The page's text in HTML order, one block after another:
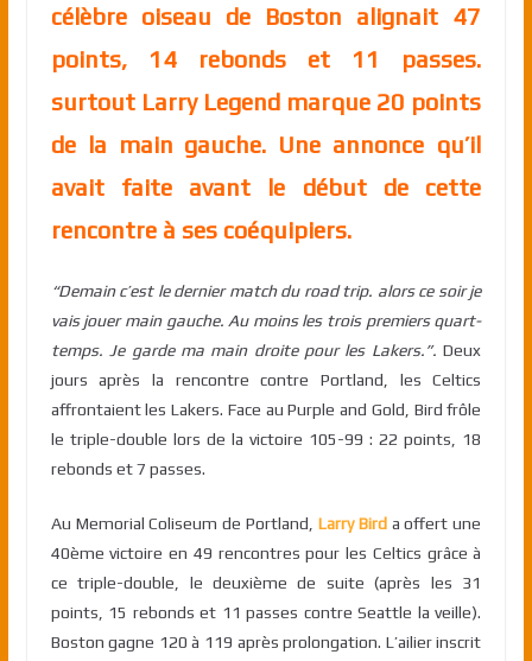
célèbre oiseau de Boston alignait 47
points, 14 rebonds et 11 passes.
surtout Larry Legend marque 20 points
de la main gauche. Une annonce qu’il
avait faite avant le début de cette
rencontre à ses coéquipiers.
“Demain c’est le dernier match du road trip. alors ce soir je
vais jouer main gauche. Au moins les trois premiers quart-
temps. Je garde ma main droite pour les Lakers.”.Deux
jours après la rencontre contre Portland, les Celtics
affrontaient les Lakers. Face au Purple and Gold, Bird frôle
le triple-double lors de la victoire 105-99 : 22 points, 18
rebonds et 7 passes.
Au Memorial Coliseum de Portland, Larry Birda offert une
40ème victoire en 49 rencontres pour les Celtics grâce à
ce triple-double, le deuxième de suite (après les 31
points, 15 rebonds et 11 passes contre Seattle la veille).
Boston gagne 120 à 119 après prolongation. L’ailier inscrit